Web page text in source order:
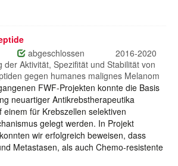
abgeschlossen
2016-2020
der Aktivität, Spezifität und Stabilität von
gegen humanes malignes Melanom
FWF-Projekten konnte die Basis
neuartiger Antikrebstherapeutika
einem für Krebszellen selektiven
gelegt werden. In Projekt
wir erfolgreich beweisen, dass
Metastasen, als auch Chemo-resistente